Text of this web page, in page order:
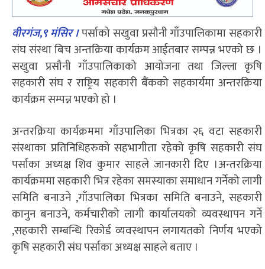
वीरगंज,९ मंसिर।पर्साको सखुवा प्रसौनी गाँउपालिकामा सहकारी
संघ संस्था बिच अन्तक्रिया कार्यक्रम आईतबार सम्पन्न भएको छ ।
सखुवा प्रसौनी गाँउपालिकाको आयोजना तथा जिल्ला कृषि
सहकारी संघ र राष्ट्रिय सहकारी बैंकको सहकार्यमा अन्तरक्रिया
कार्यक्रम सम्पन्न भएको हो ।
अन्तरक्रिया कार्यक्रममा गाँउपालिका भित्रका २६ वटा सहकारी
संस्थाका प्रतिनिधिहरुको सहभागीता रहेको कृषि सहकारी संघ
पर्साका अध्यक्ष शिव कुमार साहले जानकारी दिए ।अन्तरक्रिया
कार्यक्रममा सहकारी भित्र रहेका समस्याका समाधान गर्नेको लागी
समिति बनाउने ,गाँउपालिका भित्रका समिति बनाउने, सहकारी
कानुन बनाउने, कर्मचारीको लागी कार्यालयको व्यवस्थापन गर्ने
,सहकारी सम्बन्धि रिकोर्ड व्यवस्थापन लगायतको निर्णय भएको
कृषि सहकारी संघ पर्साका अध्यक्ष साहले बताए ।